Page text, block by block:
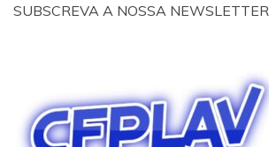
SUBSCREVA A NOSSA NEWSLETTER